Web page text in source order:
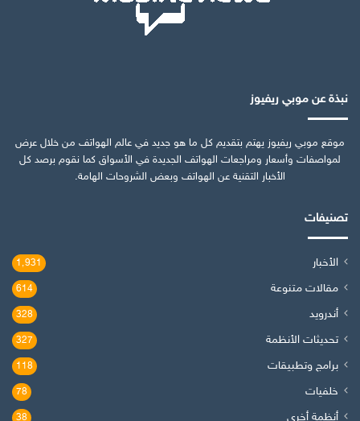
نبذة عن موبي ريفيوز
موقع موبي ريفيوز يهتم بتقديم كل ما هو جديد في عالم الهواتف من خلال عرض
لمواصفات وأسعار ومراجعات الهواتف الجديدة في الأسواق كما نقوم برصد كل
الأخبار التقنية عن الهواتف وبعض الشروحات الهامة.
تصنيفات
الأخبار 1٬931
مقالات متنوعة 614
أندرويد 328
تحديثات الأنظمة 327
برامج وتطبيقات 118
خلفيات 78
أنظمة أخرى 38